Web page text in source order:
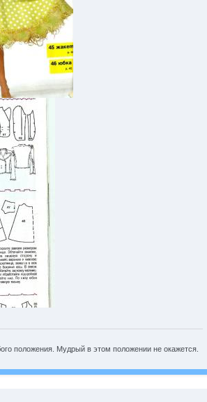
положения. Мудрый в этом положении не окажется.